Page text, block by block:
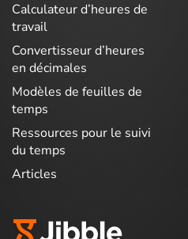
Calculateur d’heures de
travail
Convertisseur d’heures
en décimales
Modèles de feuilles de
temps
Ressources pour le suivi
du temps
Articles